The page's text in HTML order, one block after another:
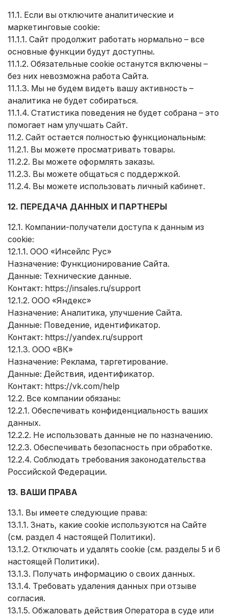
11.1. Если вы отключите аналитические и
маркетинговые cookie:
11.1.1. Сайт продолжит работать нормально – все
основные функции будут доступны.
11.1.2. Обязательные cookie останутся включены –
без них невозможна работа Сайта.
11.1.3. Мы не будем видеть вашу активность –
аналитика не будет собираться.
11.1.4. Статистика поведения не будет собрана – это
помогает нам улучшать Сайт.
11.2. Сайт остается полностью функциональным:
11.2.1. Вы можете просматривать товары.
11.2.2. Вы можете оформлять заказы.
11.2.3. Вы можете общаться с поддержкой.
11.2.4. Вы можете использовать личный кабинет.
12. ПЕРЕДАЧА ДАННЫХ И ПАРТНЕРЫ
12.1. Компании-получатели доступа к данным из
cookie:
12.1.1. ООО «Инсейлс Рус»
Назначение: Функционирование Сайта.
Данные: Технические данные.
Контакт: https://insales.ru/support
12.1.2. ООО «Яндекс»
Назначение: Аналитика, улучшение Сайта.
Данные: Поведение, идентификатор.
Контакт: https://yandex.ru/support
12.1.3. ООО «ВК»
Назначение: Реклама, таргетирование.
Данные: Действия, идентификатор.
Контакт: https://vk.com/help
12.2. Все компании обязаны:
12.2.1. Обеспечивать конфиденциальность ваших
данных.
12.2.2. Не использовать данные не по назначению.
12.2.3. Обеспечивать безопасность при обработке.
12.2.4. Соблюдать требования законодательства
Российской Федерации.
13. ВАШИ ПРАВА
13.1. Вы имеете следующие права:
13.1.1. Знать, какие cookie используются на Сайте
(см. раздел 4 настоящей Политики).
13.1.2. Отключать и удалять cookie (см. разделы 5 и 6
настоящей Политики).
13.1.3. Получать информацию о своих данных.
13.1.4. Требовать удаления данных при отзыве
согласия.
13.1.5. Обжаловать действия Оператора в суде или